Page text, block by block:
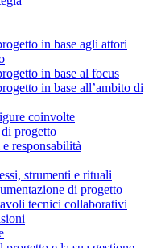
in base agli attori
in base al focus
in base all’ambito di
coinvolte
progetto
responsabilità
strumenti e rituali
di progetto
tecnici collaborativi